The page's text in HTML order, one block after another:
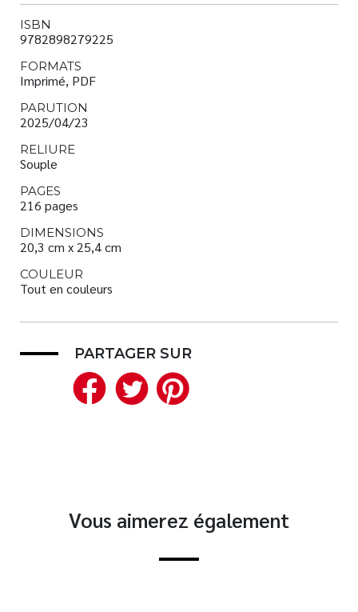
ISBN
9782898279225
FORMATS
Imprimé, PDF
PARUTION
2025/04/23
RELIURE
Souple
PAGES
216 pages
DIMENSIONS
20,3 cm x 25,4 cm
COULEUR
Tout en couleurs
PARTAGER SUR
Facebook
Twitter
Vous aimerez également